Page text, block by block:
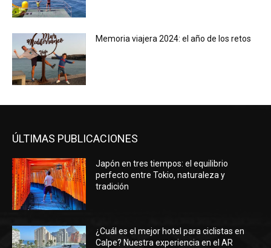
Memoria viajera 2024: el año de los retos
ÚLTIMAS PUBLICACIONES
Japón en tres tiempos: el equilibrio
perfecto entre Tokio, naturaleza y
tradición
¿Cuál es el mejor hotel para ciclistas en
Calpe? Nuestra experiencia en el AR